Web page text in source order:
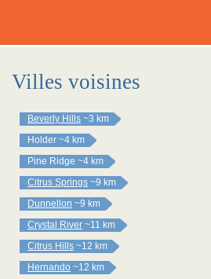
Villes voisines
Beverly Hills ~3 km
Holder ~4 km
Pine Ridge ~4 km
Citrus Springs ~9 km
Dunnellon ~9 km
Crystal River ~11 km
Citrus Hills ~12 km
Hernando ~12 km